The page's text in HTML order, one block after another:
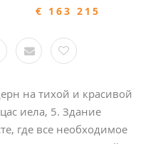
€ 163 215
на тихой и красивой
иела, 5. Здание
где все необходимое